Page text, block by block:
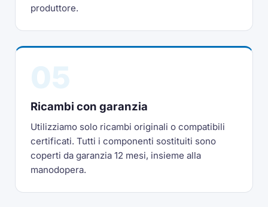
produttore.
Ricambi con garanzia
Utilizziamo solo ricambi originali o compatibili
certificati. Tutti i componenti sostituiti sono
coperti da garanzia 12 mesi, insieme alla
manodopera.